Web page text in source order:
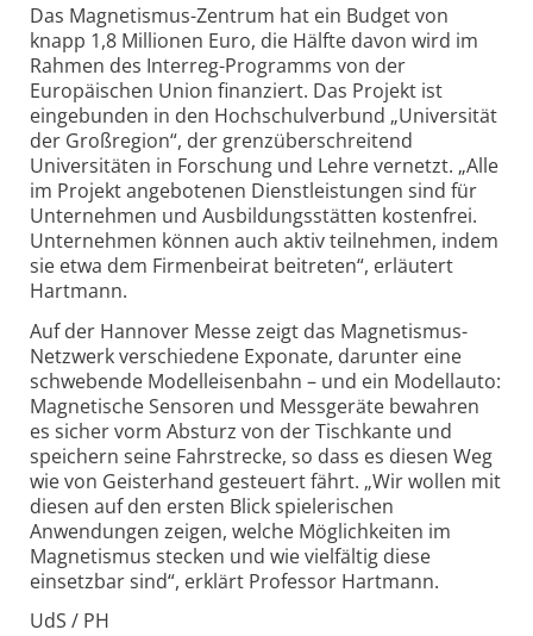
Das Magnetismus-Zentrum hat ein Budget von
knapp 1,8 Millionen Euro, die Hälfte davon wird im
Rahmen des Interreg-Programms von der
Europäischen Union finanziert. Das Projekt ist
eingebunden in den Hochschulverbund „Universität
der Großregion“, der grenzüberschreitend
Universitäten in Forschung und Lehre vernetzt. „Alle
im Projekt angebotenen Dienstleistungen sind für
Unternehmen und Ausbildungsstätten kostenfrei.
Unternehmen können auch aktiv teilnehmen, indem
sie etwa dem Firmenbeirat beitreten“, erläutert
Hartmann.
Auf der Hannover Messe zeigt das Magnetismus-
Netzwerk verschiedene Exponate, darunter eine
schwebende Modelleisenbahn – und ein Modellauto:
Magnetische Sensoren und Messgeräte bewahren
es sicher vorm Absturz von der Tischkante und
speichern seine Fahrstrecke, so dass es diesen Weg
wie von Geisterhand gesteuert fährt. „Wir wollen mit
diesen auf den ersten Blick spielerischen
Anwendungen zeigen, welche Möglichkeiten im
Magnetismus stecken und wie vielfältig diese
einsetzbar sind“, erklärt Professor Hartmann.
UdS / PH